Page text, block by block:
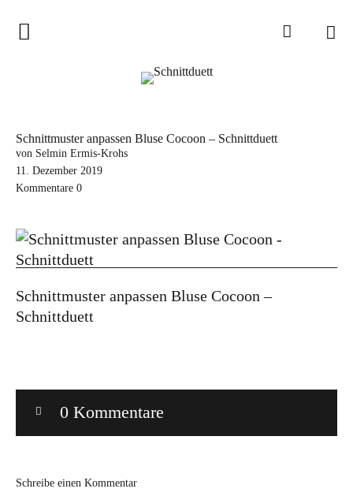
Home
Schnittduett Magazin
Tipps zur Schnittanpassung
Bye!
Schnittmuster anpassen Bluse Cocoon – Schnittduett
von Selmin Ermis-Krohs
11. Dezember 2019
Kommentare 0
Schnittmuster anpassen Bluse Cocoon –
Schnittduett
0 Kommentare
Schreibe einen Kommentar